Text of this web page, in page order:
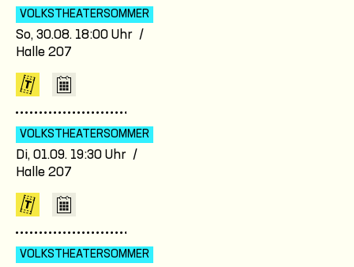
VOLKSTHEATER­SOMMER
So, 30.08. 18:00 Uhr /
Halle 207
VOLKSTHEATER­SOMMER
Di, 01.09. 19:30 Uhr /
Halle 207
VOLKSTHEATER­SOMMER